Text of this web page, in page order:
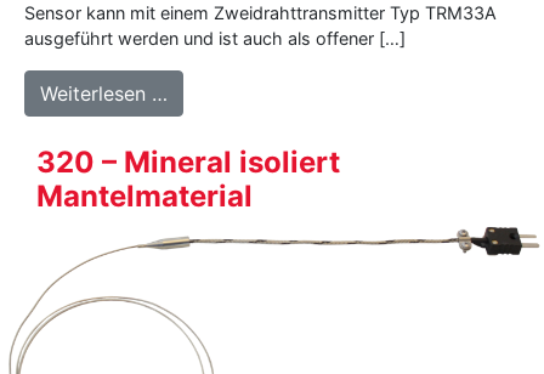
Sensor kann mit einem Zweidrahttransmitter Typ TRM33A
ausgeführt werden und ist auch als offener […]
Weiterlesen …
320 – Mineral isoliert
Mantelmaterial